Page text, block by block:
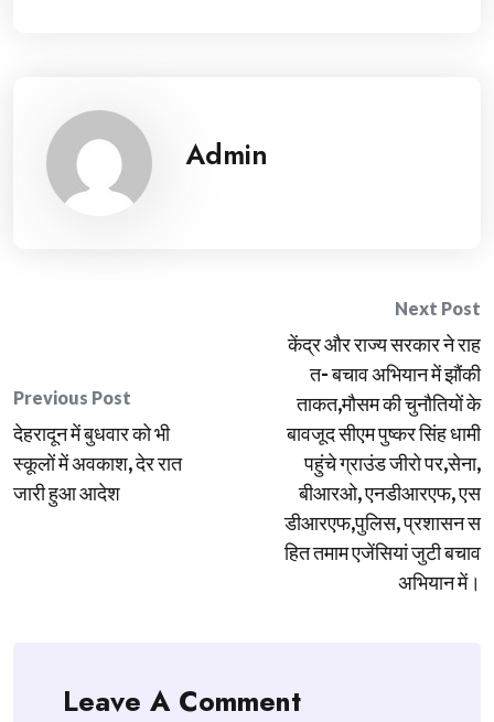
Admin
Previous Post
देहरादून में बुधवार को भी
स्कूलों में अवकाश, देर रात
जारी हुआ आदेश
Next Post
केंद्र और राज्य सरकार ने राह
त- बचाव अभियान में झौंकी
ताकत,मौसम की चुनौतियों के
बावजूद सीएम पुष्कर सिंह धामी
पहुंचे ग्राउंड जीरो पर,सेना,
बीआरओ, एनडीआरएफ, एस
डीआरएफ,पुलिस, प्रशासन स
हित तमाम एजेंसियां जुटी बचाव
अभियान में।
Leave A Comment